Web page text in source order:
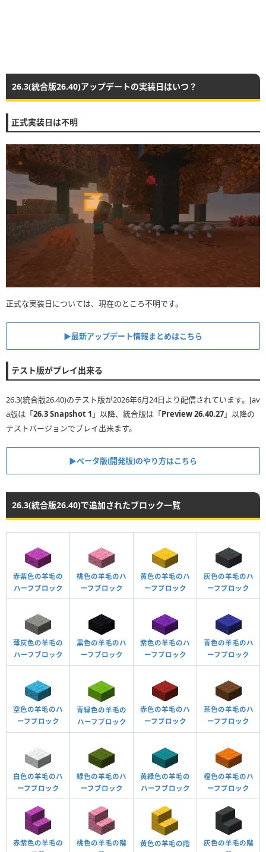
26.3(統合版26.40)アップデートの実装日はいつ？
正式実装日は不明
正式な実装日については、現在のところ不明です。
▶︎最新アップデート情報まとめはこちら
テスト版がプレイ出来る
26.3(統合版26.40)のテスト版が2026年6月24日より配信されています。Jav
a版は「26.3 Snapshot 1 」以降、統合版は「Preview 26.40.27」以降の
テストバージョンでプレイ出来ます。
▶︎ベータ版(開発版)のやり方はこちら
26.3(統合版26.40)で追加されたブロック一覧
赤紫色の羊毛の
ハーフブロック
桃色の羊毛のハ
ーフブロック
黄色の羊毛のハ
ーフブロック
灰色の羊毛のハ
ーフブロック
薄灰色の羊毛の
ハーフブロック
黒色の羊毛のハ
ーフブロック
紫色の羊毛のハ
ーフブロック
青色の羊毛のハ
ーフブロック
空色の羊毛のハ
ーフブロック
青緑色の羊毛の
ハーフブロック
赤色の羊毛のハ
ーフブロック
茶色の羊毛のハ
ーフブロック
白色の羊毛のハ
ーフブロック
緑色の羊毛のハ
ーフブロック
黄緑色の羊毛の
ハーフブロック
橙色の羊毛のハ
ーフブロック
赤紫色の羊毛の
桃色の羊毛の階
黄色の羊毛の階
灰色の羊毛の階